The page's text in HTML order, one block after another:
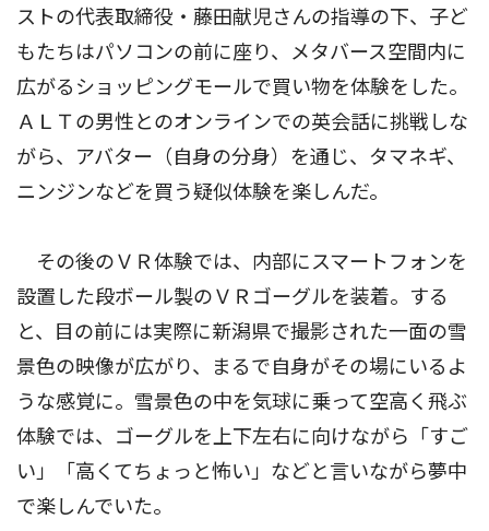
ストの代表取締役・藤田献児さんの指導の下、子ど
もたちはパソコンの前に座り、メタバース空間内に
広がるショッピングモールで買い物を体験をした。
ＡＬＴの男性とのオンラインでの英会話に挑戦しな
がら、アバター（自身の分身）を通じ、タマネギ、
ニンジンなどを買う疑似体験を楽しんだ。
その後のＶＲ体験では、内部にスマートフォンを
設置した段ボール製のＶＲゴーグルを装着。する
と、目の前には実際に新潟県で撮影された一面の雪
景色の映像が広がり、まるで自身がその場にいるよ
うな感覚に。雪景色の中を気球に乗って空高く飛ぶ
体験では、ゴーグルを上下左右に向けながら「すご
い」「高くてちょっと怖い」などと言いながら夢中
で楽しんでいた。